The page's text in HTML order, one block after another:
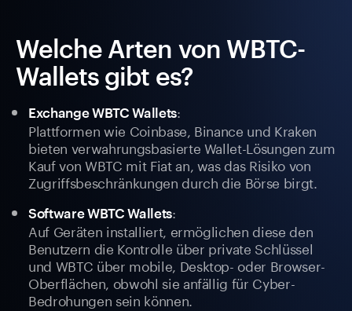
Welche Arten von WBTC-
Wallets gibt es?
Exchange WBTC Wallets:
Plattformen wie Coinbase, Binance und Kraken
bieten verwahrungsbasierte Wallet-Lösungen zum
Kauf von WBTC mit Fiat an, was das Risiko von
Zugriffsbeschränkungen durch die Börse birgt.
Software WBTC Wallets:
Auf Geräten installiert, ermöglichen diese den
Benutzern die Kontrolle über private Schlüssel
und WBTC über mobile, Desktop- oder Browser-
Oberflächen, obwohl sie anfällig für Cyber-
Bedrohungen sein können.